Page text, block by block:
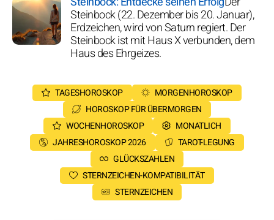
Steinbock (22. Dezember bis 20. Januar),
Erdzeichen, wird von Saturn regiert. Der
Steinbock ist mit Haus X verbunden, dem
Haus des Ehrgeizes.
TAGESHOROSKOP
MORGENHOROSKOP
HOROSKOP FÜR ÜBERMORGEN
WOCHENHOROSKOP
MONATLICH
JAHRESHOROSKOP 2026
TAROT-LEGUNG
GLÜCKSZAHLEN
STERNZEICHEN-KOMPATIBILITÄT
STERNZEICHEN